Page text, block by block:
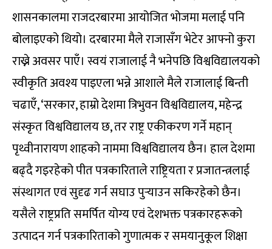
शासनकालमा राजदरबारमा आयोजित भोजमा मलाई पनि
बोलाइएको थियो। दरबारमा मैले राजासँग भेटेर आफ्नो कुरा
राख्ने अवसर पाएँ। स्वयं राजालाई नै भनेपछि विश्वविद्यालयको
स्वीकृति अवश्य पाइएला भन्ने आशाले मैले राजालाई बिन्ती
चढाएँ, ‘सरकार, हाम्रो देशमा त्रिभुवन विश्वविद्यालय, महेन्द्र
संस्कृत विश्वविद्यालय छ, तर राष्ट्र एकीकरण गर्ने महान्
पृथ्वीनारायण शाहको नाममा विश्वविद्यालय छैन। हाल देशमा
बढ्दै गइरहेको पीत पत्रकारिताले राष्ट्रियता र प्रजातन्त्रलाई
संस्थागत एवं सुदृढ गर्न सघाउ पुर्‍याउन सकिरहेको छैन।
यसैले राष्ट्रप्रति समर्पित योग्य एवं देशभक्त पत्रकारहरूको
उत्पादन गर्न पत्रकारिताको गुणात्मक र समयानुकूल शिक्षा